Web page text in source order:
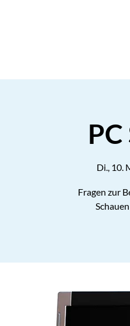
Di., 10.
Fragen zur